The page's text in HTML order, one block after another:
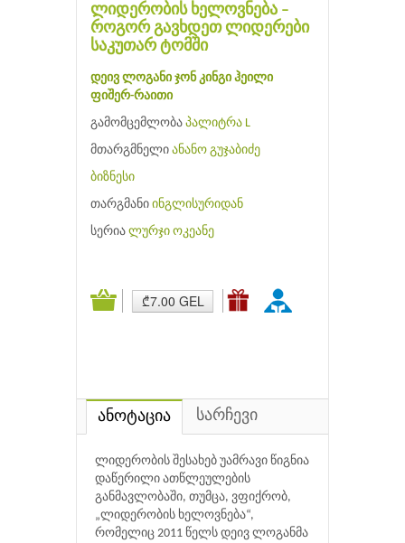
ლიდერობის ხელოვნება –
როგორ გავხდეთ ლიდერები
საკუთარ ტომში
დეივ ლოგანი ჯონ კინგი ჰეილი
ფიშერ-რაითი
გამომცემლობა პალიტრა L
მთარგმნელი ანანო გუჯაბიძე
ბიზნესი
თარგმანი ინგლისურიდან
სერია ლურჯი ოკეანე
₾7.00 GEL
ანოტაცია სარჩევი
ლიდერობის შესახებ უამრავი წიგნია
დაწერილი ათწლეულების
განმავლობაში, თუმცა, ვფიქრობ,
„ლიდერობის ხელოვნება“,
რომელიც 2011 წელს დეივ ლოგანმა